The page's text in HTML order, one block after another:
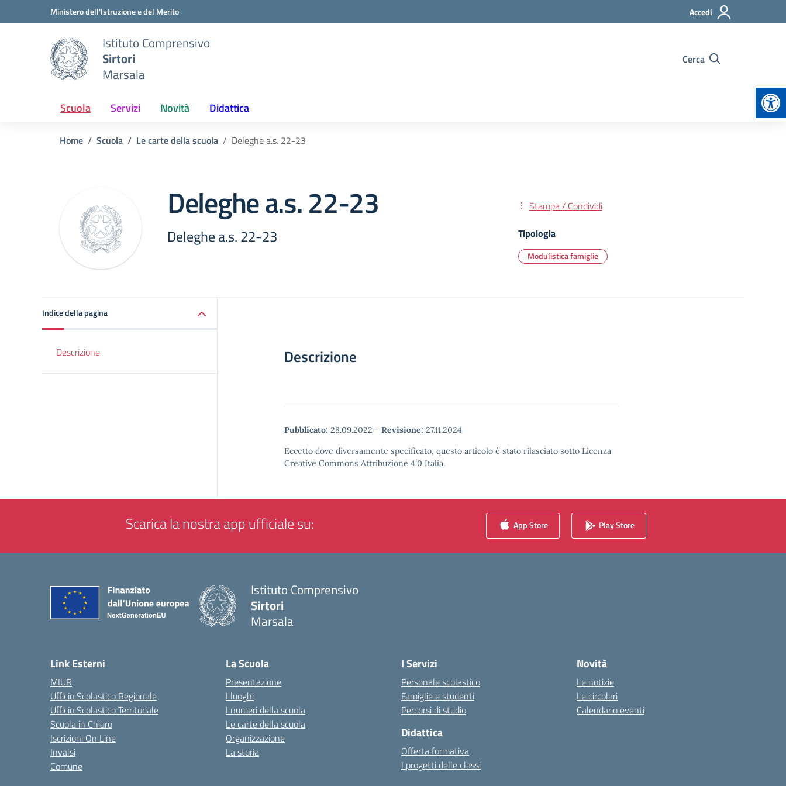
Vai ai contenuti
Vai al menu di navigazioneMinistero dell'Istruzione e del Merito Accedi
Istituto Comprensivo
Sirtori
Marsala
Cerca
Scuola Servizi Novità Didattica
Home Scuola Le carte della scuola Deleghe a.s. 22-23
Deleghe a.s. 22-23
Deleghe a.s. 22-23
Stampa / Condividi
Tipologia
Modulistica famiglie
Indice della pagina
Descrizione Descrizione
Pubblicato: 28.09.2022 - Revisione: 27.11.2024
Eccetto dove diversamente specificato, questo articolo è stato rilasciato sotto Licenza
Creative Commons Attribuzione 4.0 Italia.
Scarica la nostra app ufficiale su: App Store Play Store
Istituto Comprensivo
Sirtori
Marsala
Link Esterni
MIUR
Ufficio Scolastico Regionale
Ufficio Scolastico Territoriale
Scuola in Chiaro
Iscrizioni On Line
Invalsi
Comune
La Scuola
Presentazione
I luoghi
I numeri della scuola
Le carte della scuola
Organizzazione
La storia
I Servizi
Personale scolastico
Famiglie e studenti
Percorsi di studio
Didattica
Offerta formativa
I progetti delle classi
Novità
Le notizie
Le circolari
Calendario eventi